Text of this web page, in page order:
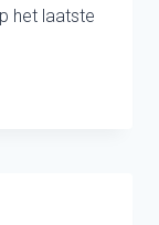
het laatste